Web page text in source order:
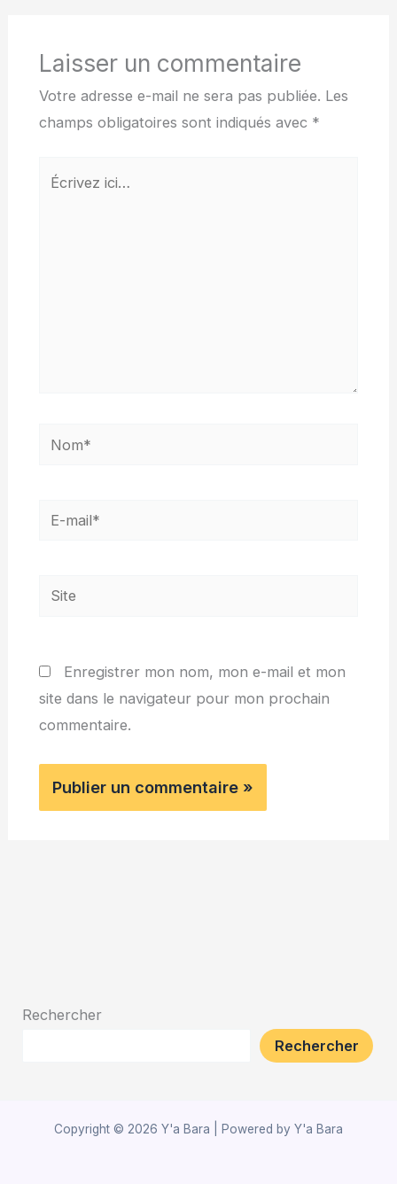
Laisser un commentaire
Votre adresse e-mail ne sera pas publiée. Les
champs obligatoires sont indiqués avec *
Écrivez
Nom*
E-
Site
Enregistrer mon nom, mon e-mail et mon
site dans le navigateur pour mon prochain
commentaire.
Rechercher
Rechercher
Copyright © 2026 Y'a Bara | Powered by Y'a Bara